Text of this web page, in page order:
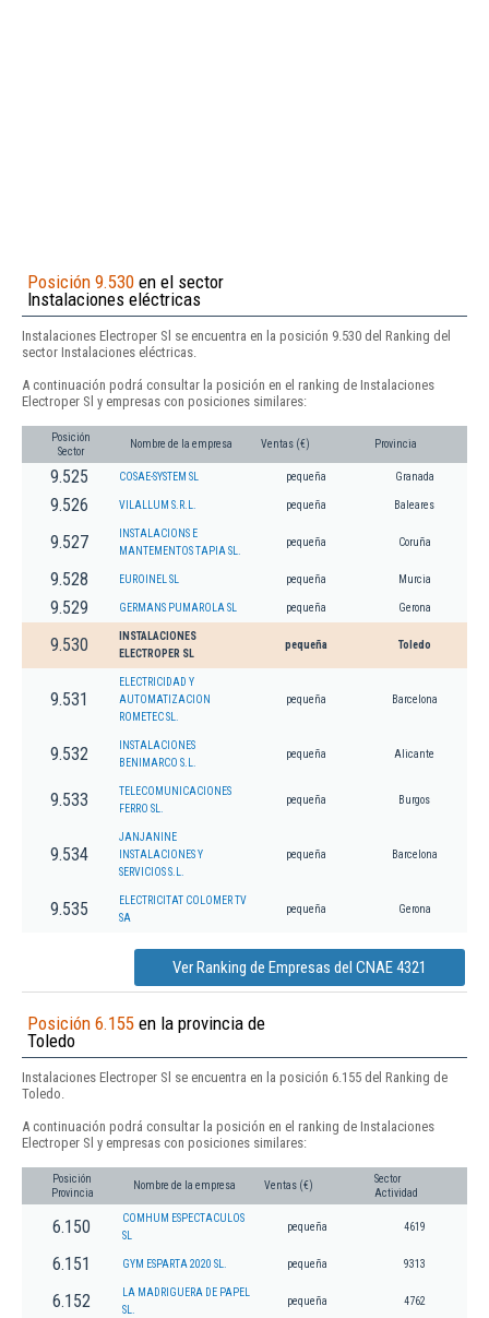
Posición 9.530 en el sector
Instalaciones eléctricas
Instalaciones Electroper Sl se encuentra en la posición 9.530 del Ranking del
sector Instalaciones eléctricas.
A continuación podrá consultar la posición en el ranking de Instalaciones
Electroper Sl y empresas con posiciones similares:
Posición
Sector
Nombre de la empresa Ventas (€) Provincia
9.525 COSAE-SYSTEM SL pequeña Granada
9.526 VILALLUM S.R.L. pequeña Baleares
9.527
INSTALACIONS E
MANTEMENTOS TAPIA SL.
pequeña Coruña
9.528 EUROINEL SL pequeña Murcia
9.529 GERMANS PUMAROLA SL pequeña Gerona
9.530
INSTALACIONES
ELECTROPER SL
pequeña Toledo
9.531
ELECTRICIDAD Y
AUTOMATIZACION
ROMETEC SL.
pequeña Barcelona
9.532
INSTALACIONES
BENIMARCO S.L.
pequeña Alicante
9.533
TELECOMUNICACIONES
FERRO SL.
pequeña Burgos
9.534
JANJANINE
INSTALACIONES Y
SERVICIOS S.L.
pequeña Barcelona
9.535
ELECTRICITAT COLOMER TV
SA
pequeña Gerona
Ver Ranking de Empresas del CNAE 4321
Posición 6.155 en la provincia de
Toledo
Instalaciones Electroper Sl se encuentra en la posición 6.155 del Ranking de
Toledo.
A continuación podrá consultar la posición en el ranking de Instalaciones
Electroper Sl y empresas con posiciones similares:
Posición
Provincia
Nombre de la empresa Ventas (€)
Sector
Actividad
6.150
COMHUM ESPECTACULOS
SL
pequeña 4619
6.151 GYM ESPARTA 2020 SL. pequeña 9313
6.152
LA MADRIGUERA DE PAPEL
SL.
pequeña 4762